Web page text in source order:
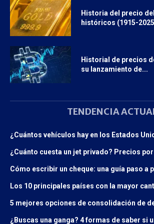
Historia del precio
históricos (1915-
Historial de precios
su lanzamiento de...
TENDENCIA
¿Cuántos vehículos hay en los Estados
¿Cuánto cuesta un jet privado? Precios
Cómo escribir un cheque: una guía paso a
Los 10 principales países con la mayor
5 mejores opciones de consolidación de
¿Buscas una ganga? 4 formas de saber si